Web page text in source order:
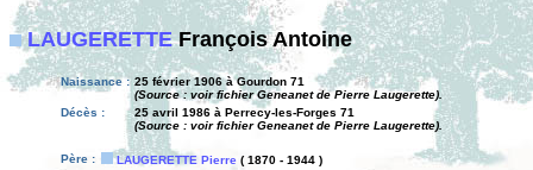
LAUGERETTEFrançois Antoine
Naissance : 25 février 1906 à Gourdon 71
(Source : voir fichier Geneanet de Pierre Laugerette).
Décès :
25 avril 1986 à Perrecy-les-Forges 71
(Source : voir fichier Geneanet de Pierre Laugerette).
Père : LAUGERETTE Pierre ( 1870 - 1944 )